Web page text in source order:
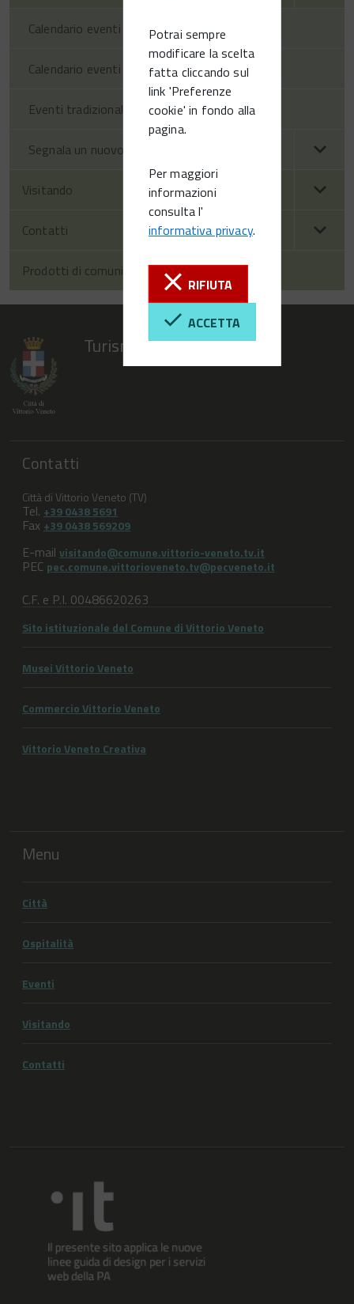
Potrai sempre
modificare la scelta
fatta cliccando sul
link 'Preferenze
cookie' in fondo alla
pagina.
Per maggiori
informazioni
consulta l'
informativa privacy.
RIFIUTA
ACCETTA
Calendario eventi territorio
Calendario eventi Vittorio Veneto
Eventi tradizionali
Segnala un nuovo evento
Visitando
Contatti
Prodotti di comunicazione
Turismo Vittorio Veneto
Contatti
Città di Vittorio Veneto (TV)
Tel. +39 0438 5691
Fax +39 0438 569209
E-mail visitando@comune.vittorio-veneto.tv.it
PEC pec.comune.vittorioveneto.tv@pecveneto.it
C.F. e P.I. 00486620263
Sito istituzionale del Comune di Vittorio Veneto
Musei Vittorio Veneto
Commercio Vittorio Veneto
Vittorio Veneto Creativa
Menu
Città
Ospitalità
Eventi
Visitando
Contatti